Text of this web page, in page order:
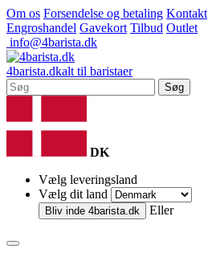
Om os Forsendelse og betaling Kontakt
Engroshandel Gavekort Tilbud Outlet
info@4barista.dk
4barista.dkalt til baristaer
Søg
DK
Vælg leveringsland
Vælg dit land
Bliv inde 4barista.dk Eller